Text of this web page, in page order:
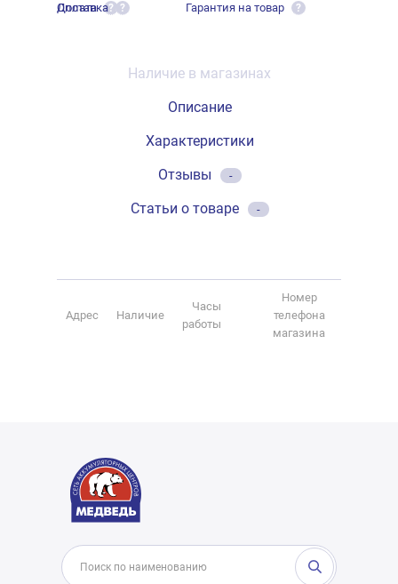
Оплата ?
Доставка ? Гарантия на товар ?
Наличие в магазинах
Описание
Характеристики
Отзывы
-
Статьи о товаре -
Адрес Наличие
Часы
работы
Номер
телефона
магазина